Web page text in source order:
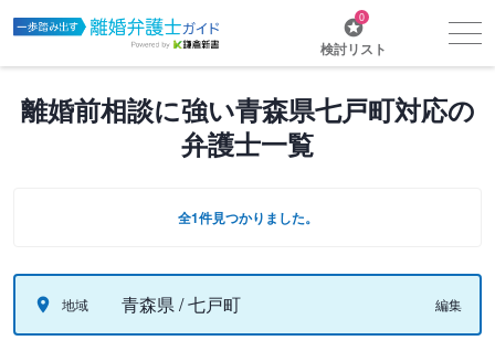
0
検討リスト
離婚前相談に強い青森県七戸町対応の
弁護士一覧
全1件見つかりました。
地域 青森県 / 七戸町 編集